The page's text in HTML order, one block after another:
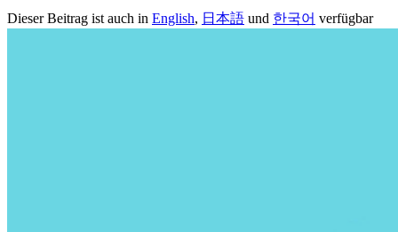
Dieser Beitrag ist auch in English, 日本語 und 한국어 verfügbar